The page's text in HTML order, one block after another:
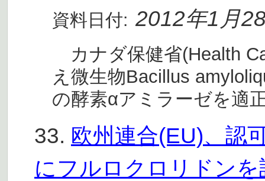
資料日付: 2012年1月
カナダ保健省(Health
え微生物Bacillus
の酵素αアミラーゼを適
33. 欧州連合(EU)、認
にフルロクロリドン